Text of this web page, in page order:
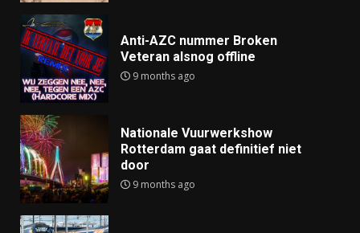
Anti-AZC nummer Broken
Veteran alsnog offline
9 months ago
Nationale Vuurwerkshow
Rotterdam gaat definitief niet
door
9 months ago